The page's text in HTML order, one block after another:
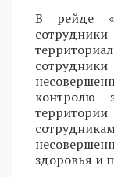
В рейде
контролю
здоровья и